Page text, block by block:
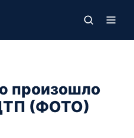
произошло
(ФОТО)